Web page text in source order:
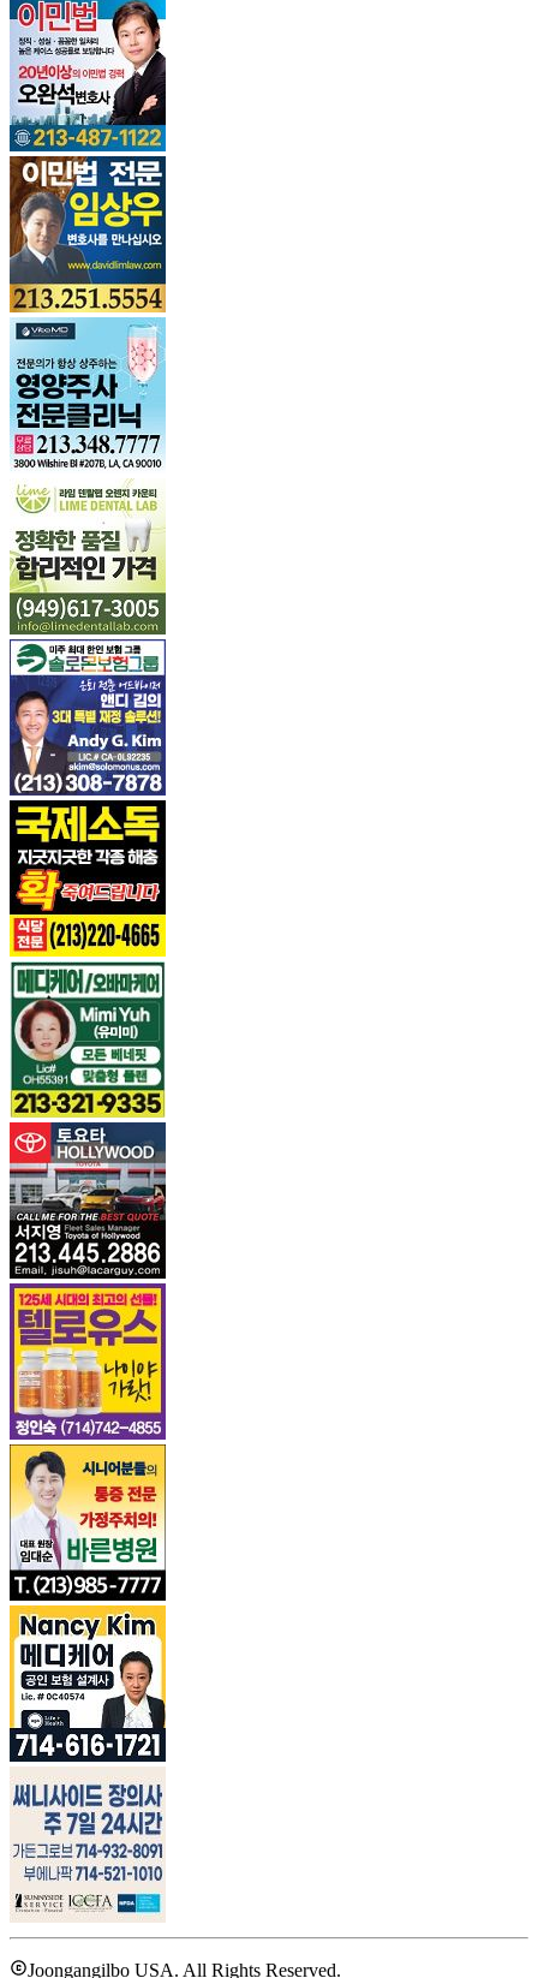
Joongangilbo USA. All Rights Reserved.